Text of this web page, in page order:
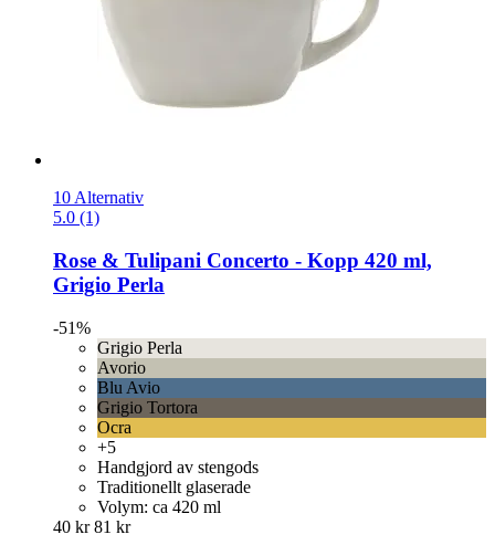
10 Alternativ
5.0 (1)
Rose & Tulipani Concerto -​ Kopp 420 ml,
Grigio Perla
-51%
Grigio Perla
Avorio
Blu Avio
Grigio Tortora
Ocra
+5
Handgjord av stengods
Traditionellt glaserade
Volym: ca 420 ml
40 kr 81 kr